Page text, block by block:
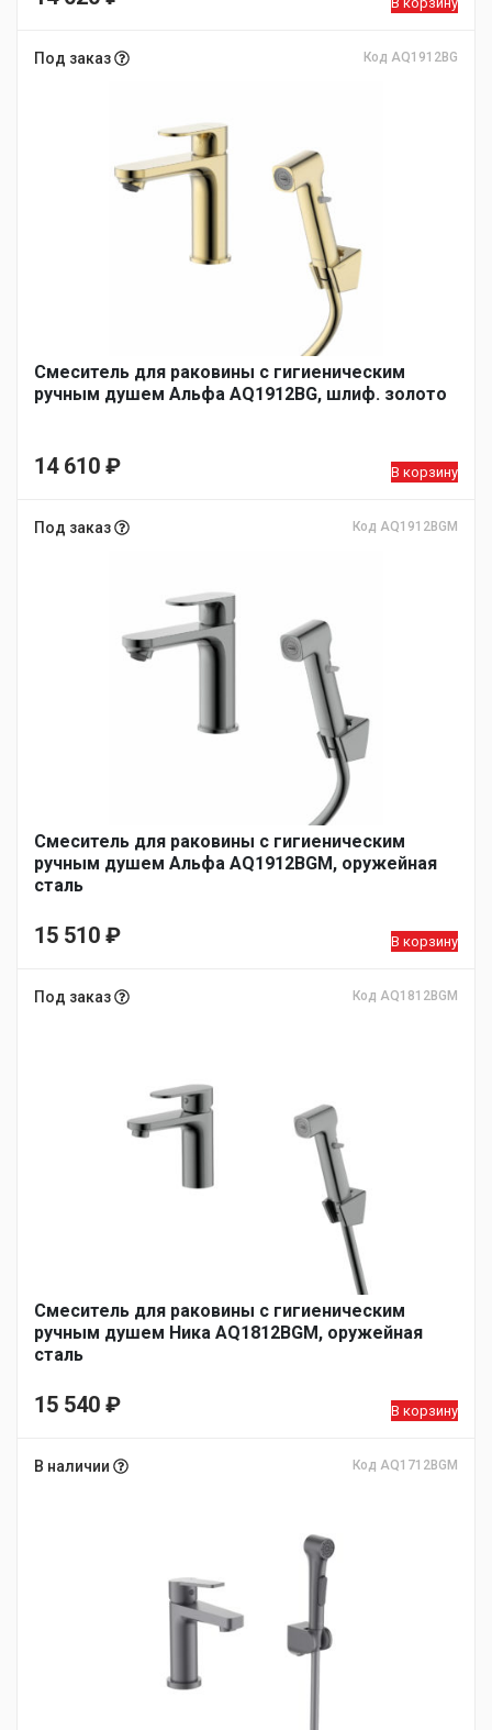
Под заказ Код AQ1912BG
Смеситель для раковины с гигиеническим
ручным душем Альфа AQ1912BG, шлиф. золото
14 610 ₽ В корзину
Под заказ Код AQ1912BGM
Смеситель для раковины с гигиеническим
ручным душем Альфа AQ1912BGM, оружейная
сталь
15 510 ₽ В корзину
Под заказ Код AQ1812BGM
Смеситель для раковины с гигиеническим
ручным душем Ника AQ1812BGM, оружейная
сталь
15 540 ₽ В корзину
В наличии Код AQ1712BGM